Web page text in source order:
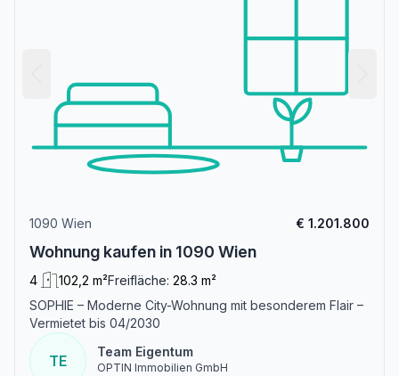
1090 Wien € 1.201.800
Wohnung kaufen in 1090 Wien
4 102,2 m²Freifläche: 28.3 m²
SOPHIE – Moderne City-Wohnung mit besonderem Flair –
Vermietet bis 04/2030
TE
Team Eigentum
OPTIN Immobilien GmbH